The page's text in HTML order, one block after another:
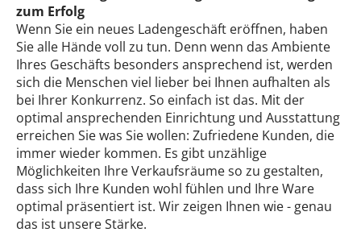
zum Erfolg
Wenn Sie ein neues Ladengeschäft eröffnen, haben
Sie alle Hände voll zu tun. Denn wenn das Ambiente
Ihres Geschäfts besonders ansprechend ist, werden
sich die Menschen viel lieber bei Ihnen aufhalten als
bei Ihrer Konkurrenz. So einfach ist das. Mit der
optimal ansprechenden Einrichtung und Ausstattung
erreichen Sie was Sie wollen: Zufriedene Kunden, die
immer wieder kommen. Es gibt unzählige
Möglichkeiten Ihre Verkaufsräume so zu gestalten,
dass sich Ihre Kunden wohl fühlen und Ihre Ware
optimal präsentiert ist. Wir zeigen Ihnen wie - genau
das ist unsere Stärke.